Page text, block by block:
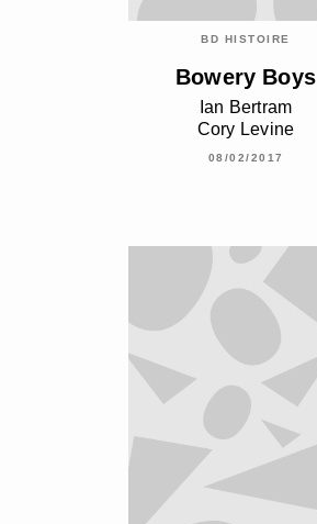
BD HISTOIRE
Bowery Boys
Ian Bertram
Cory Levine
08/02/2017